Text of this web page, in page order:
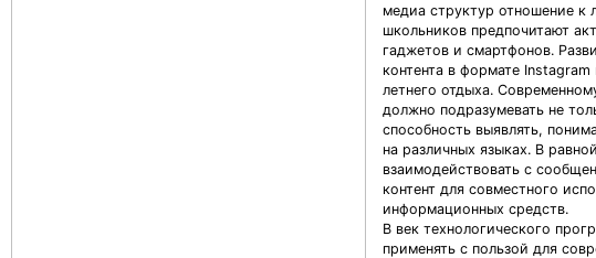
медиа структур отношение к
школьников предпочитают
гаджетов и смартфонов.
контента в формате
летнего отдыха.
должно подразумевать не
способность выявлять,
на различных языках. В
взаимодействовать с
контент для совместного
информационных средств.
В век технологического
применять с пользой для